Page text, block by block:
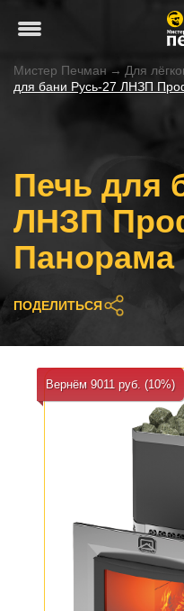
Мистер Печман → Для
для бани Русь-27 ЛНЗП
Печь для
ЛНЗП
Панорама
ПОДЕЛИТЬСЯ
Вернём 9011 руб. (10%)